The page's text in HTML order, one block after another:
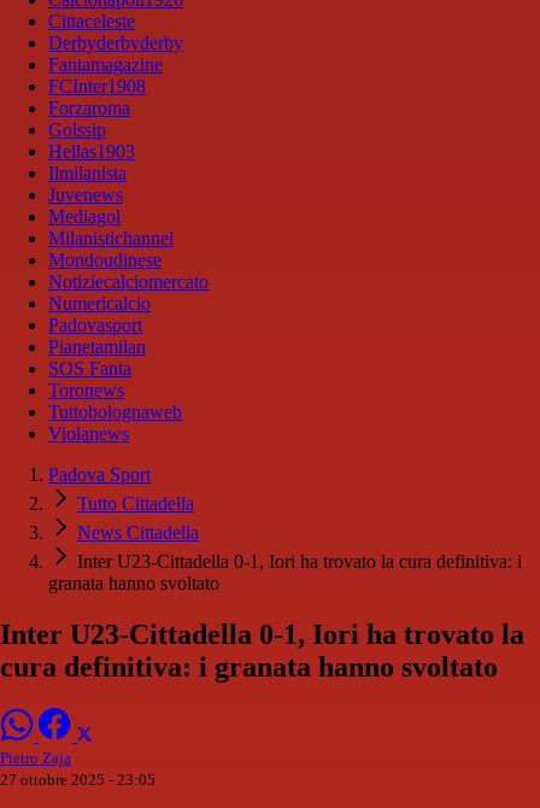
Cittaceleste
Derbyderbyderby
Fantamagazine
FCInter1908
Forzaroma
Golssip
Hellas1903
Ilmilanista
Juvenews
Mediagol
Milanistichannel
Mondoudinese
Notiziecalciomercato
Numericalcio
Padovasport
Pianetamilan
SOS Fanta
Toronews
Tuttobolognaweb
Violanews
Padova Sport
Tutto Cittadella
News Cittadella
Inter U23-Cittadella 0-1, Iori ha trovato la cura definitiva: i
granata hanno svoltato
Inter U23-Cittadella 0-1, Iori ha trovato la
cura definitiva: i granata hanno svoltato
Pietro Zaja
27 ottobre 2025 - 23:05